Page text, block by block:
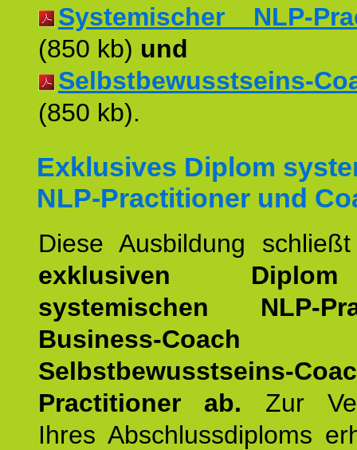
Systemischer NLP-
(850 kb) und
Selbstbewusstseins-
(850 kb).
Exklusives Diplom
NLP-Practitioner und
Diese Ausbildung
exklusiven
systemischen NLP-
Business-Coach
Selbstbewusstseins-
Practitioner ab. Zur
Ihres Abschlussdiploms